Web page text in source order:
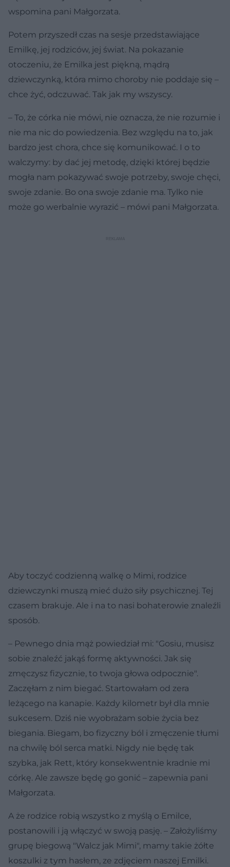
wspomina pani Małgorzata.
Potem przyszedł czas na sesje przedstawiające
Emilkę, jej rodziców, jej świat. Na pokazanie
otoczeniu, że Emilka jest piękną, mądrą
dziewczynką, która mimo choroby nie poddaje się –
chce żyć, odczuwać. Tak jak my wszyscy.
– To, że córka nie mówi, nie oznacza, że nie rozumie i
nie ma nic do powiedzenia. Bez względu na to, jak
bardzo jest chora, chce się komunikować. I o to
walczymy: by dać jej metodę, dzięki której będzie
mogła nam pokazywać swoje potrzeby, swoje chęci,
swoje zdanie. Bo ona swoje zdanie ma. Tylko nie
może go werbalnie wyrazić – mówi pani Małgorzata.
Aby toczyć codzienną walkę o Mimi, rodzice
dziewczynki muszą mieć dużo siły psychicznej. Tej
czasem brakuje. Ale i na to nasi bohaterowie znaleźli
sposób.
– Pewnego dnia mąż powiedział mi: "Gosiu, musisz
sobie znaleźć jakąś formę aktywności. Jak się
zmęczysz fizycznie, to twoja głowa odpocznie".
Zaczęłam z nim biegać. Startowałam od zera
leżącego na kanapie. Każdy kilometr był dla mnie
sukcesem. Dziś nie wyobrażam sobie życia bez
biegania. Biegam, bo fizyczny ból i zmęczenie tłumi
na chwilę ból serca matki. Nigdy nie będę tak
szybka, jak Rett, który konsekwentnie kradnie mi
córkę. Ale zawsze będę go gonić – zapewnia pani
Małgorzata.
A że rodzice robią wszystko z myślą o Emilce,
postanowili i ją włączyć w swoją pasję. – Założyliśmy
grupę biegową "Walcz jak Mimi", mamy takie żółte
koszulki z tym hasłem, ze zdjęciem naszej Emilki.